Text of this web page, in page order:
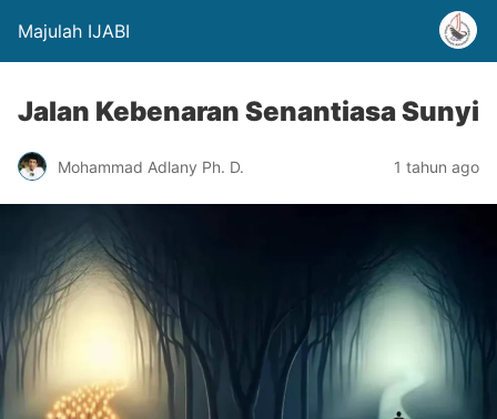
Majulah IJABI
Jalan Kebenaran Senantiasa Sunyi
Mohammad Adlany Ph. D. 1 tahun ago